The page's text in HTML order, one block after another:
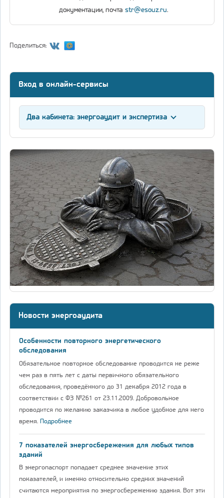
документации, почта str@esouz.ru.
Поделиться:
Вход в онлайн-сервисы
Два кабинета: энергоаудит и экспертиза
Новости энергоаудита
Особенности повторного энергетического
обследования
Обязательное повторное обследование проводится не реже
чем раз в пять лет с даты первичного обязательного
обследования, проведённого до 31 декабря 2012 года в
соответствии с ФЗ №261 от 23.11.2009. Добровольное
проводится по желанию заказчика в любое удобное для него
время. Подробнее
7 показателей энергосбережения для любых типов
зданий
В энергопаспорт попадает среднее значение этих
показателей, и именно относительно средних значений
считаются мероприятия по энергосбережению здания. Вот эти